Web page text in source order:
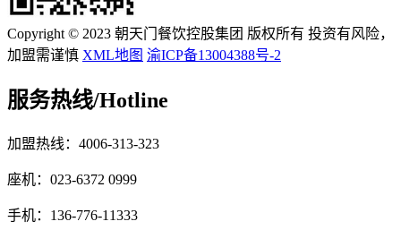
Copyright © 2023 朝天门餐饮控股集团 版权所有 投资有风险，
加盟需谨慎 XML地图 渝ICP备13004388号-2
服务热线/Hotline
加盟热线：4006-313-323
座机：023-6372 0999
手机：136-776-11333